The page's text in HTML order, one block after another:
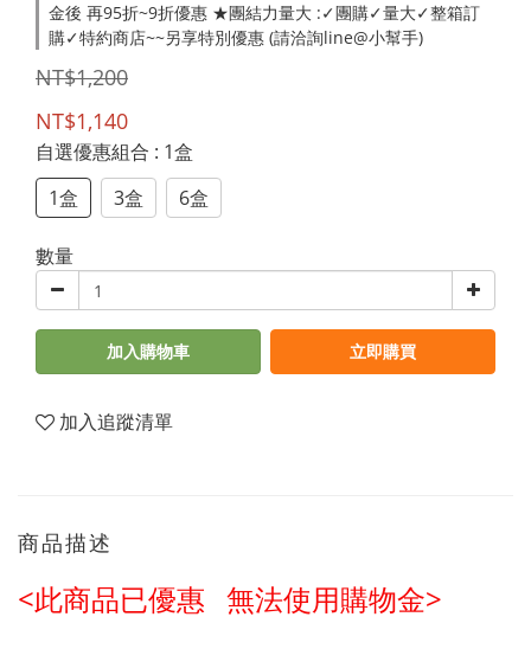
金後 再95折~9折優惠 ★團結力量大 :✓團購✓量大✓整箱訂
購✓特約商店~~另享特別優惠 (請洽詢line@小幫手)
NT$1,200
NT$1,140
自選優惠組合 : 1盒
1盒
3盒 6盒
數量
加入購物車 立即購買
加入追蹤清單
商品描述
<此商品已優惠 無法使用購物金>